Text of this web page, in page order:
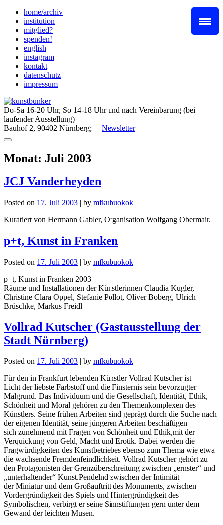
Skip
content
home/archiv
institution
mitglied?
spenden!
english
instagram
kontakt
datenschutz
impressum
Do-Sa 16-20 Uhr, So 14-18 Uhr und nach Vereinbarung (bei
laufender Ausstellung)
Bauhof 2, 90402 Nürnberg; Newsletter
Monat: Juli 2003
JCJ Vanderheyden
Posted on 17. Juli 2003 | by mfkubuokok
Kuratiert von Hermann Gabler, Organisation Wolfgang Obermair.
p+t, Kunst in Franken
Posted on 17. Juli 2003 | by mfkubuokok
p+t, Kunst in Franken 2003
Räume und Installationen der Künstlerinnen Claudia Kugler,
Christine Clara Oppel, Stefanie Pöllot, Oliver Boberg, Ulrich
Brüschke, Markus Freidl
Vollrad Kutscher (Gastausstellung der
Stadt Nürnberg)
Posted on 17. Juli 2003 | by mfkubuokok
Für den in Frankfurt lebenden Künstler Vollrad Kutscher ist
Licht der liebste Farbstoff und die Finsternis sein bevorzugter
Malgrund. Das Individuum und die Gesellschaft, Identität, Ethik,
Schönheit und Moral gehören zu den Themenkomplexen des
Künstlers. Seine frühen Arbeiten sind geprägt durch die Suche nach
der eigenen Identität, seine jüngeren Arbeiten beschäftigen
sich zunehmend mit Fragen von Schönheit und Ethik,mit der
Verquickung von Geld, Macht und Erotik. Dabei werden die
Fragwürdigkeiten des Kunstbetriebes ebenso zum Thema wie etwa
die wachsende Fremdenfeindlichkeit. Vollrad Kutscher gehört zu
den Protagonisten der Grenzüberschreitung zwischen „ernster“ und
„unterhaltender“ Kunst.Pendelnd zwischen der Intimität
der Miniatur und dem Großauftritt des Monuments, zwischen
Vordergründigkeit des Spiels und Hintergründigkeit des
Symbolischen, verbirgt er seine Sinnstiftungen gern unter dem
Gewand der leichten Musen.